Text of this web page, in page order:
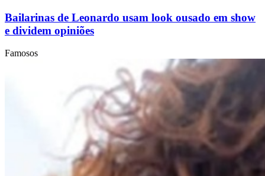
Bailarinas de Leonardo usam look ousado em show
e dividem opiniões
Famosos